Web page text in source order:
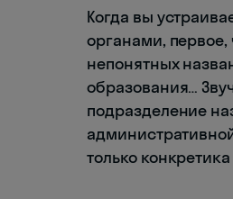
Когда вы
органами, первое,
непонятных
образования…
подразделение
только